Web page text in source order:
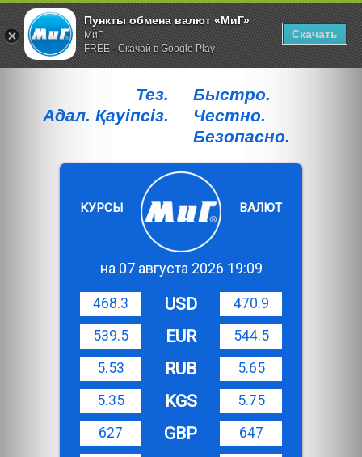
Тез.
Адал. Қауiпсiз.
Быстро.
Честно.
Безопасно.
КУРСЫ ВАЛЮТ
на 07 августа 2026 19:09
468.3 USD
470.9
539.5
EUR
544.5
5.53
RUB
5.65
5.35
KGS
5.75
627
GBP
647
Пункты обмена валют «МиГ»
МиГ
FREE - Скачай в Google Play
Скачать